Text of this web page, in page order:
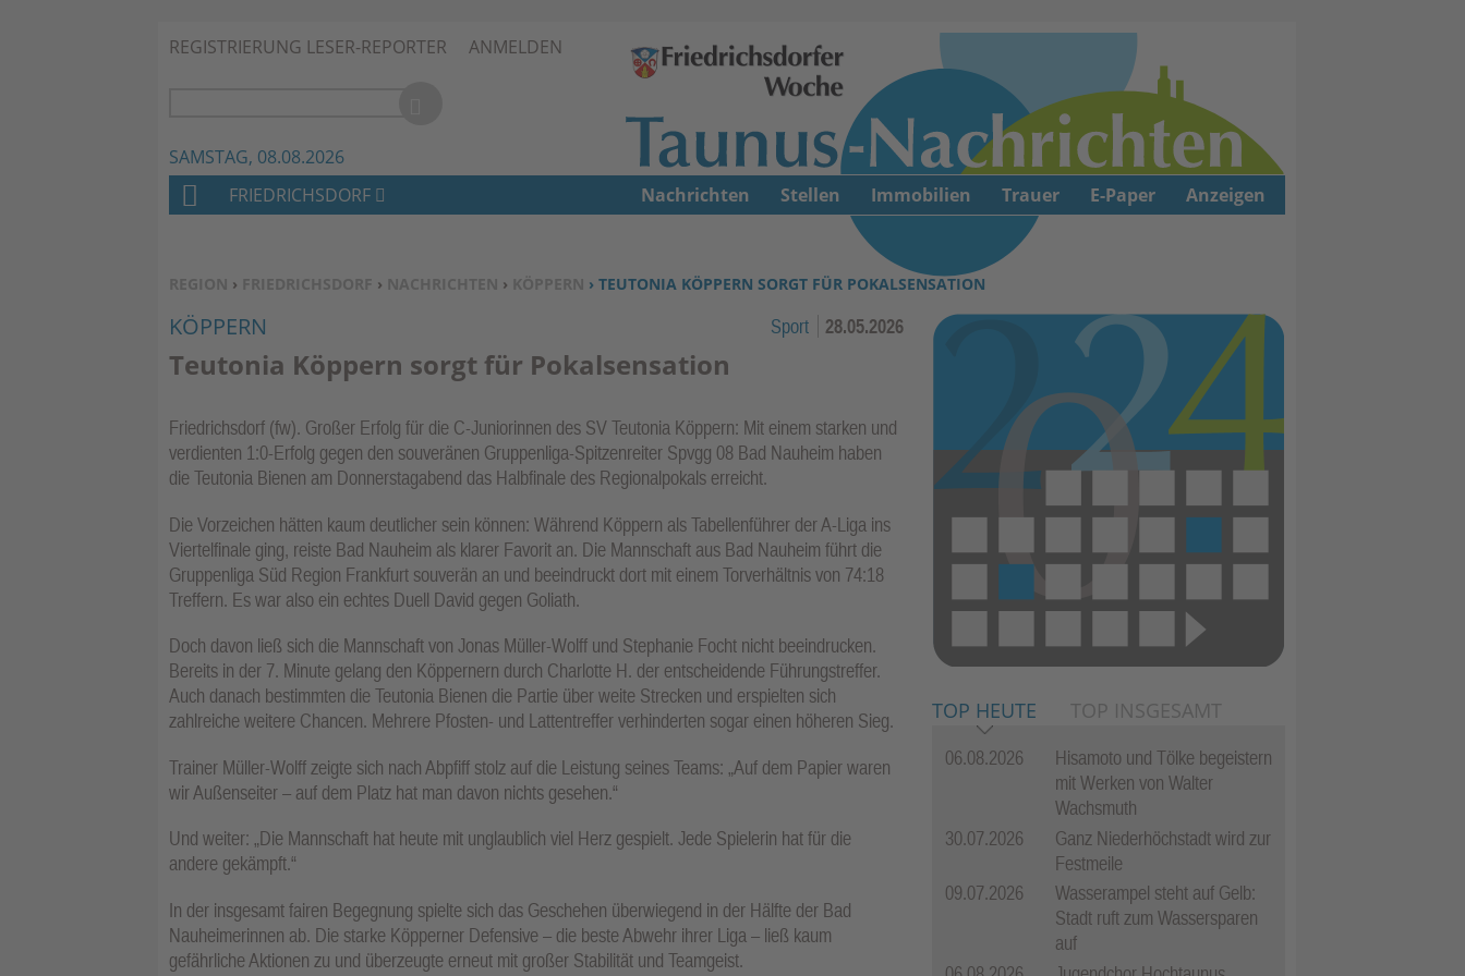
Zum Inhalt springen ↓
REGISTRIERUNG LESER-REPORTER ANMELDEN
SAMSTAG, 08.08.2026
SIE BEFINDEN SICH HIER:
REGION › FRIEDRICHSDORF › NACHRICHTEN › KÖPPERN › TEUTONIA KÖPPERN SORGT FÜR POKALSENSATION
KÖPPERN Sport 28.05.2026
Teutonia Köppern sorgt für Pokalsensation
Friedrichsdorf (fw). Großer Erfolg für die C-Juniorinnen des SV Teutonia Köppern: Mit einem starken und
verdienten 1:0-Erfolg gegen den souveränen Gruppenliga-Spitzenreiter Spvgg 08 Bad Nauheim haben
die Teutonia Bienen am Donnerstagabend das Halbfinale des Regionalpokals erreicht.
Die Vorzeichen hätten kaum deutlicher sein können: Während Köppern als Tabellenführer der A-Liga ins
Viertelfinale ging, reiste Bad Nauheim als klarer Favorit an. Die Mannschaft aus Bad Nauheim führt die
Gruppenliga Süd Region Frankfurt souverän an und beeindruckt dort mit einem Torverhältnis von 74:18
Treffern. Es war also ein echtes Duell David gegen Goliath.
Doch davon ließ sich die Mannschaft von Jonas Müller-Wolff und Stephanie Focht nicht beeindrucken.
Bereits in der 7. Minute gelang den Köppernern durch Charlotte H. der entscheidende Führungstreffer.
Auch danach bestimmten die Teutonia Bienen die Partie über weite Strecken und erspielten sich
zahlreiche weitere Chancen. Mehrere Pfosten- und Lattentreffer verhinderten sogar einen höheren Sieg.
Trainer Müller-Wolff zeigte sich nach Abpfiff stolz auf die Leistung seines Teams: „Auf dem Papier waren
wir Außenseiter – auf dem Platz hat man davon nichts gesehen.“
Und weiter: „Die Mannschaft hat heute mit unglaublich viel Herz gespielt. Jede Spielerin hat für die
andere gekämpft.“
In der insgesamt fairen Begegnung spielte sich das Geschehen überwiegend in der Hälfte der Bad
Nauheimerinnen ab. Die starke Köpperner Defensive – die beste Abwehr ihrer Liga – ließ kaum
gefährliche Aktionen zu und überzeugte erneut mit großer Stabilität und Teamgeist.
TOP HEUTE TOP INSGESAMT
06.08.2026
Hisamoto und Tölke begeistern
mit Werken von Walter
Wachsmuth
30.07.2026
Ganz Niederhöchstadt wird zur
Festmeile
09.07.2026
Wasserampel steht auf Gelb:
Stadt ruft zum Wassersparen
auf
H
M
E
FRIEDRICHSDORF Nachrichten Stellen Immobilien Trauer E-Paper Anzeigen